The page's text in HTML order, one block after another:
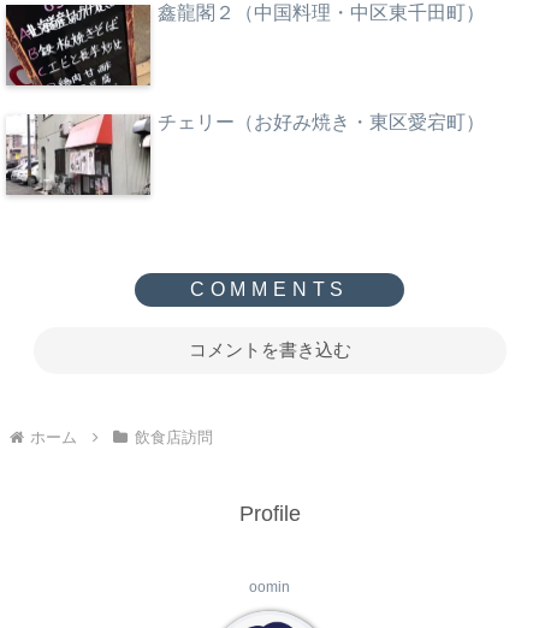
鑫龍閣２（中国料理・中区東千田町）
チェリー（お好み焼き・東区愛宕町）
コメントを書き込む
ホーム 飲食店訪問
Profile
oomin